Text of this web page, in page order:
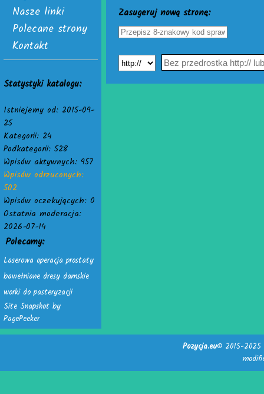
Nasze linki
Polecane strony
Kontakt
Statystyki katalogu:
Istniejemy od: 2015-09-
25
Kategorii: 24
Podkategorii: 528
Wpisów aktywnych: 957
Wpisów odrzuconych:
502
Wpisów oczekujących: 0
Ostatnia moderacja:
2026-07-14
Polecamy:
Laserowa operacja prostaty
bawełniane dresy damskie
worki do pasteryzacji
Site Snapshot by
PagePeeker
Zasugeruj nową stronę:
Pozycja.eu© 2015-